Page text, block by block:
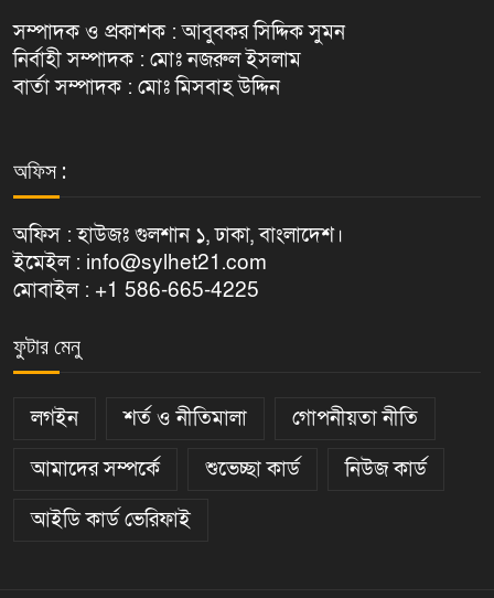
সম্পাদক ও প্রকাশক : আবুবকর সিদ্দিক সুমন
নির্বাহী সম্পাদক : মোঃ নজরুল ইসলাম
বার্তা সম্পাদক : মোঃ মিসবাহ উদ্দিন
অফিস :
অফিস : হাউজঃ গুলশান ১, ঢাকা, বাংলাদেশ।
ইমেইল : info@sylhet21.com
মোবাইল : +1 586-665-4225
ফুটার মেনু
লগইন শর্ত ও নীতিমালা
গোপনীয়তা নীতি
আমাদের সম্পর্কে
শুভেচ্ছা কার্ড
নিউজ কার্ড
আইডি কার্ড ভেরিফাই